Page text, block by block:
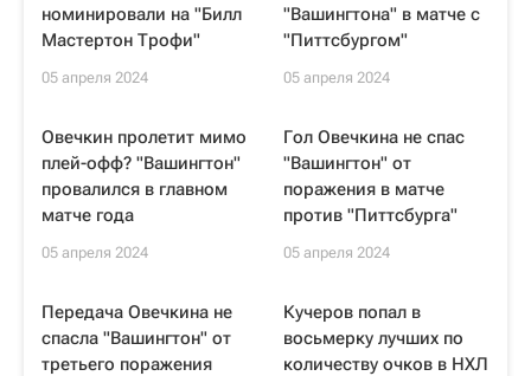
номинировали на "Билл
Мастертон Трофи"
05 апреля 2024
"Вашингтона" в матче с
"Питтсбургом"
05 апреля 2024
Овечкин пролетит мимо
плей-офф? "Вашингтон"
провалился в главном
матче года
05 апреля 2024
Гол Овечкина не спас
"Вашингтон" от
поражения в матче
против "Питтсбурга"
05 апреля 2024
Передача Овечкина не
спасла "Вашингтон" от
третьего поражения
Кучеров попал в
восьмерку лучших по
количеству очков в НХЛ